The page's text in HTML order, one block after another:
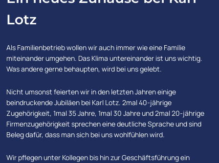
Lotz
Als Familienbetrieb wollen wir auch immer wie eine Familie
miteinander umgehen. Das Klima untereinander ist uns wichtig.
Was andere gerne behaupten, wird bei uns gelebt.
Nicht umsonst feierten wir in den letzten Jahren einige
beindruckende Jubiläen bei Karl Lotz. 2mal 40-jährige
Zugehörigkeit, 1mal 35 Jahre, 1mal 30 Jahre und 2mal 20-jährige
Firmenzugehörigkeit sprechen eine deutliche Sprache und sind
Beleg dafür, dass man sich bei uns wohlfühlen wird.
Wir pflegen unter Kollegen bis hin zur Geschäftsführung ein